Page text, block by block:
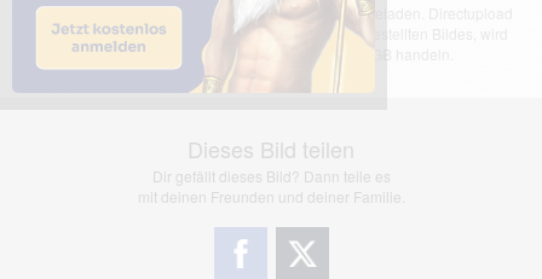
Das dargestellte Bild wurde von einem Nutzer hochgeladen. Directupload
übernimmt keinerlei Haftung für den Inhalt des dargestellten Bildes, wird
jedoch bei Verstößen nach §2(3) unserer AGB handeln.
Dieses Bild teilen
Dir gefällt dieses Bild? Dann teile es
mit deinen Freunden und deiner Familie.